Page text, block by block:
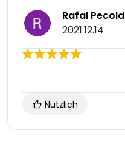
Rafal Pecold
2021.12.14
Nützlich